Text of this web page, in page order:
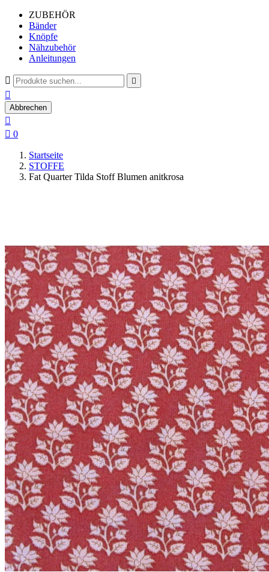
ZUBEHÖR
Bänder
Knöpfe
Nähzubehör
Anleitungen
 

Abbrechen

 0
Startseite
STOFFE
Fat Quarter Tilda Stoff Blumen anitkrosa